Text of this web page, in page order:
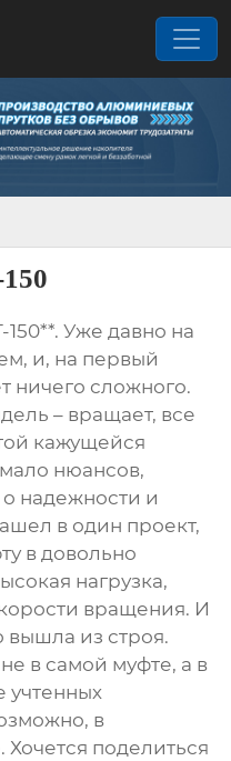
Уже давно на
и, на первый
ничего сложного.
– вращает, все
кажущейся
нюансов,
надежности и
в один проект,
в довольно
нагрузка,
вращения. И
вышла из строя.
в самой муфте, а в
учтенных
в
поделиться